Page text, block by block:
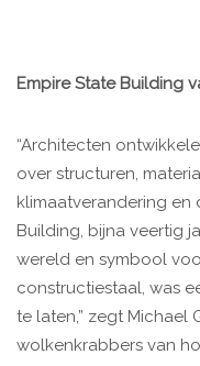
Empire State Building
“Architecten
over structuren,
klimaatverandering en
Building, bijna veertig
wereld en symbool
constructiestaal, was
te laten,” zegt Michael
wolkenkrabbers van